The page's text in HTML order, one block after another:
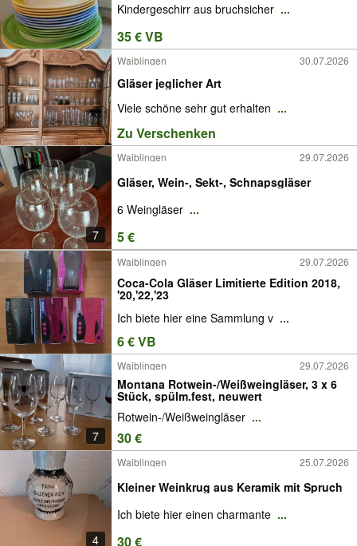
Kindergeschirr aus bruchsicher ...
35 € VB
Waiblingen 30.07.2026
Gläser jeglicher Art
Viele schöne sehr gut erhalten ...
Zu Verschenken
7
Waiblingen 29.07.2026
Gläser, Wein-, Sekt-, Schnapsgläser
6 Weingläser ...
5 €
Waiblingen 29.07.2026
Coca-Cola Gläser Limitierte Edition 2018,
'20,'22,'23
Ich biete hier eine Sammlung v ...
6 € VB
7
Waiblingen 29.07.2026
Montana Rotwein-/Weißweingläser, 3 x 6
Stück, spülm.fest, neuwert
Rotwein-/Weißweingläser ...
30 €
4
Waiblingen 25.07.2026
Kleiner Weinkrug aus Keramik mit Spruch
Ich biete hier einen charmante ...
30 €